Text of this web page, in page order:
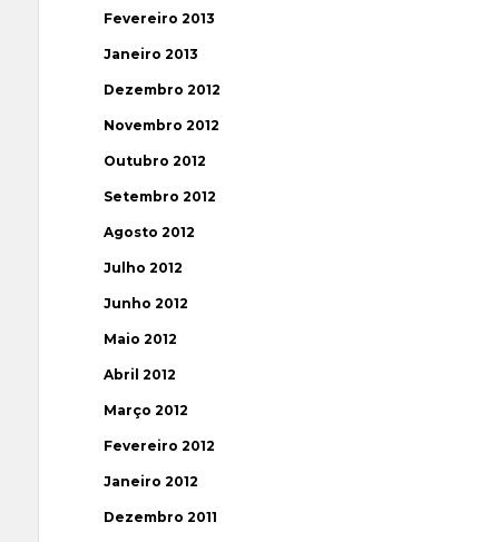
Fevereiro 2013
Janeiro 2013
Dezembro 2012
Novembro 2012
Outubro 2012
Setembro 2012
Agosto 2012
Julho 2012
Junho 2012
Maio 2012
Abril 2012
Março 2012
Fevereiro 2012
Janeiro 2012
Dezembro 2011